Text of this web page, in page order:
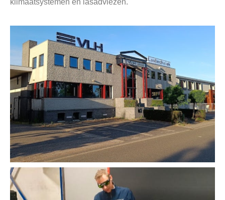
klimaatsystemen en lasadviezen.